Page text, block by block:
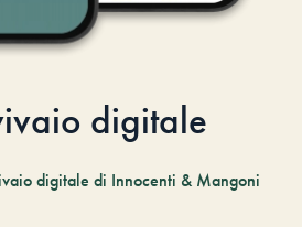
digitale
digitale di Innocenti & Mangoni